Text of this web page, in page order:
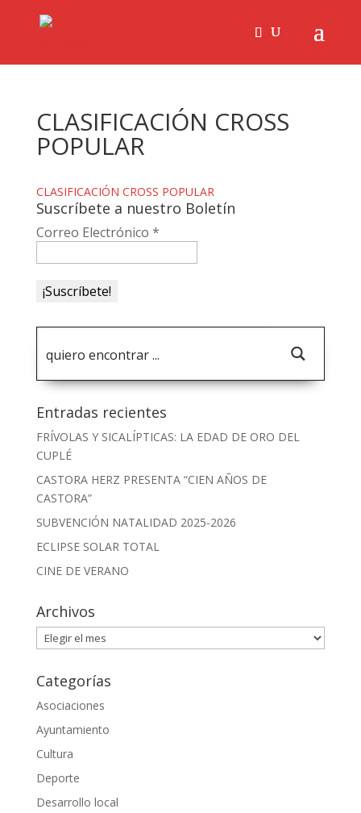
CLASIFICACIÓN CROSS
POPULAR
CLASIFICACIÓN CROSS POPULAR
Suscríbete a nuestro Boletín
Correo Electrónico *
Entradas recientes
FRÍVOLAS Y SICALÍPTICAS: LA EDAD DE ORO DEL
CUPLÉ
CASTORA HERZ PRESENTA “CIEN AÑOS DE
CASTORA”
SUBVENCIÓN NATALIDAD 2025-2026
ECLIPSE SOLAR TOTAL
CINE DE VERANO
Archivos
Archivos
Categorías
Asociaciones
Ayuntamiento
Cultura
Deporte
Desarrollo local